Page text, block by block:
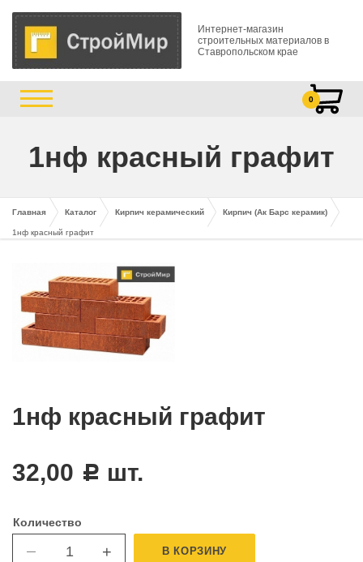
Интернет-магазин
строительных материалов в
Ставропольском крае
0
1нф красный графит
Главная Каталог Кирпич керамический Кирпич (Ак Барс керамик)
1нф красный графит
1нф красный графит
32,00 c шт.
Количество
— + В КОРЗИНУ